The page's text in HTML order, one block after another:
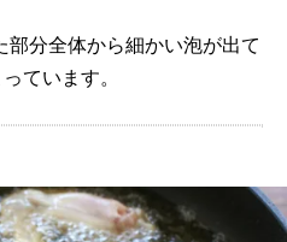
分全体から細かい泡が出て
ています。